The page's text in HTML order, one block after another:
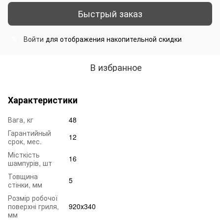
Быстрый заказ
Войти для отображения накопительной скидки
В избранное
Характеристики
Вага, кг
48
Гарантийный
срок, мес.
12
Місткість
шампурів, шт
16
Товщина
стінки, мм
5
Розмір робочої
поверхні гриля,
мм
920х340